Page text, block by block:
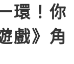
環！你
戲》角